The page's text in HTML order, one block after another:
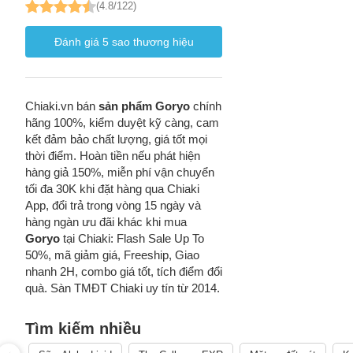
(4.8/122)
Đánh giá 5sao thương hiệu
Chiaki.vn bán sản phẩm Goryo chính
hãng 100%, kiểm duyệt kỹ càng, cam
kết đảm bảo chất lượng, giá tốt mọi
thời điểm. Hoàn tiền nếu phát hiện
hàng giả 150%, miễn phí vận chuyển
tối đa 30K khi đặt hàng qua Chiaki
App, đổi trả trong vòng 15 ngày và
hàng ngàn ưu đãi khác khi mua
Goryo tại Chiaki: Flash Sale Up To
50%, mã giảm giá, Freeship, Giao
nhanh 2H, combo giá tốt, tích điểm đổi
quà. Sàn TMĐT Chiaki uy tín từ 2014.
Tìm kiếm nhiều